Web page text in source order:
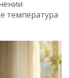
температура